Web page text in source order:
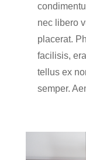
nec libero
placerat.
facilisis,
tellus ex
semper.